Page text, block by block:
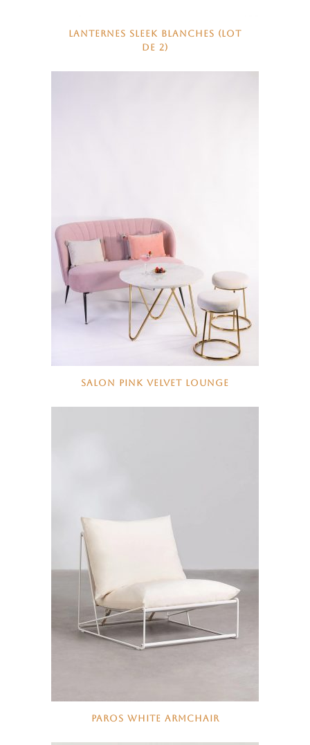
LANTERNES SLEEK BLANCHES (LOT
DE 2)
SALON PINK VELVET LOUNGE
PAROS WHITE ARMCHAIR